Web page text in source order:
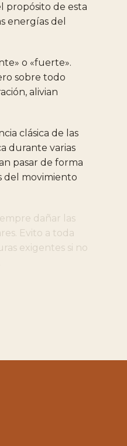
propósito de esta
energías del
o «fuerte».
sobre todo
alivian
clásica de las
durante varias
pasar de forma
del movimiento
dañar las
Evito a toda
exigentes si no